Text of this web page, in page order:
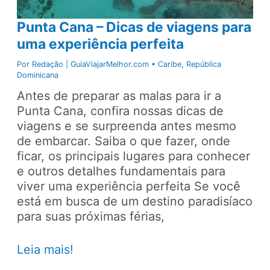
Punta Cana – Dicas de viagens para
uma experiência perfeita
Por Redação | GuiaViajarMelhor.com •Caribe, República
Dominicana
Antes de preparar as malas para ir a
Punta Cana, confira nossas dicas de
viagens e se surpreenda antes mesmo
de embarcar. Saiba o que fazer, onde
ficar, os principais lugares para conhecer
e outros detalhes fundamentais para
viver uma experiência perfeita Se você
está em busca de um destino paradisíaco
para suas próximas férias,
Punta
Leia mais!